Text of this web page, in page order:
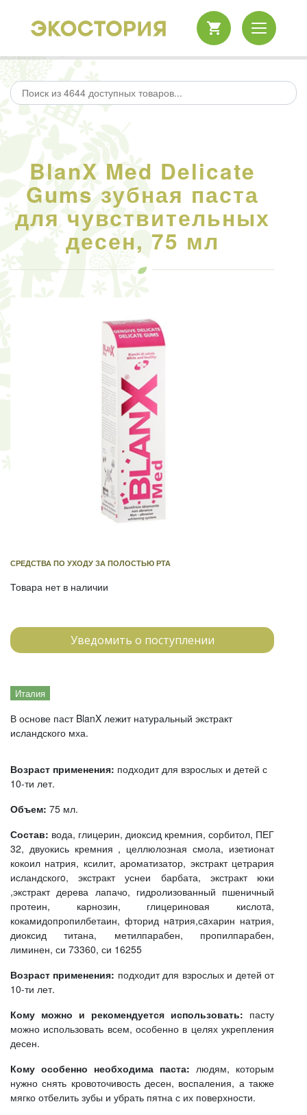
BlanX Med Delicate
Gums зубная паста
для чувствительных
десен, 75 мл
СРЕДСТВА ПО УХОДУ ЗА ПОЛОСТЬЮ РТА
Товара нет в наличии
Уведомить о поступлении
Италия
В основе паст BlanX лежит натуральный экстракт
исландского мха.
Возраст применения: подходит для взрослых и детей с
10-ти лет.
Объем: 75 мл.
Состав: вода, глицерин, диоксид кремния, сорбитол, ПЕГ
32, двуокись кремния , целлюлозная смола, изетионат
кокоил натрия, ксилит, ароматизатор, экстракт цетрария
исландскогo, экстракт уснеи барбата, экстракт юки
,экстракт дерева лапачо, гидролизованный пшеничный
протеин, карнозин, глицериновая кислотa,
кокамидопропилбетаин, фторид нaтрия,сaхарин натрия,
диоксид титана, метилпарабен, пропилпарабен,
лиминен, си 73360, си 16255
Возраст применения: подходит для взрослых и детей от
10-ти лет.
Кому можно и рекомендуется использовать: пасту
можно использовать всем, особенно в целях укрепления
десен.
Кому особенно необходима паста: людям, которым
нужно снять кровоточивость десен, воспаления, а также
мягко отбелить зубы и убрать пятна с их поверхности.